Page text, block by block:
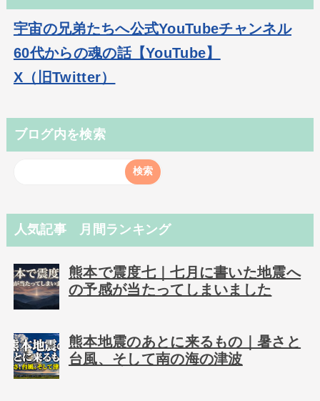
宇宙の兄弟たちへ公式YouTubeチャンネル
60代からの魂の話【YouTube】
X（旧Twitter）
ブログ内を検索
人気記事 月間ランキング
熊本で震度七｜七月に書いた地震へ
の予感が当たってしまいました
熊本地震のあとに来るもの｜暑さと
台風、そして南の海の津波